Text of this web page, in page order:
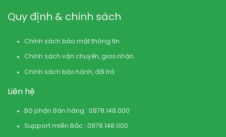
Quy định & chính sách
Chính sách bảo mật thông tin
Chính sách vận chuyển, giao nhận
Chính sách bảo hành, đổi trả
Liên hệ
Bộ phận Bán hàng : 0978.148.000
Support miền Bắc : 0978.148.000